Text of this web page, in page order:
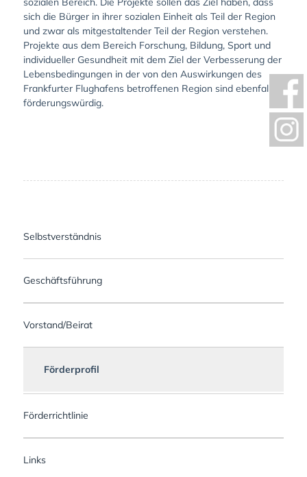
sich die Bürger in ihrer sozialen Einheit als Teil der Region
und zwar als mitgestaltender Teil der Region verstehen.
Projekte aus dem Bereich Forschung, Bildung, Sport und
individueller Gesundheit mit dem Ziel der Verbesserung der
Lebensbedingungen in der von den Auswirkungen des
Frankfurter Flughafens betroffenen Region sind ebenfalls
förderungswürdig.
Selbstverständnis
Geschäftsführung
Vorstand/Beirat
Förderprofil
Förderrichtlinie
Links